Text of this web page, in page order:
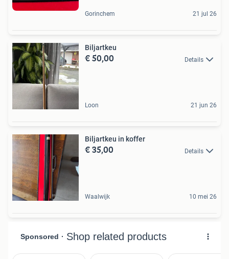
Gorinchem 21 jul 26
Biljartkeu
€ 50,00 Details
Loon 21 jun 26
Biljartkeu in koffer
€ 35,00 Details
Waalwijk 10 mei 26